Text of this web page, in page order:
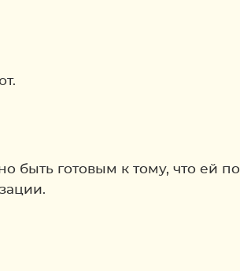
быть готовым к тому, что ей